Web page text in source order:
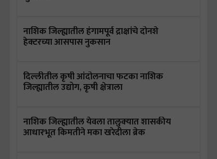
नाशिक जिल्ह्यातील हंगामपूर्व द्राक्षांचे दोनशे
हेक्टरच्या आसपास नुकसान
दिल्लीतील कृषी आंदोलनाचा फटका नाशिक
जिल्ह्यातील उद्योग, कृषी क्षेत्राला
नाशिक जिल्ह्यातील येवला तालुक्‍यात शासकीय
आधारभूत किमतीने मका खरेदीला ब्रेक